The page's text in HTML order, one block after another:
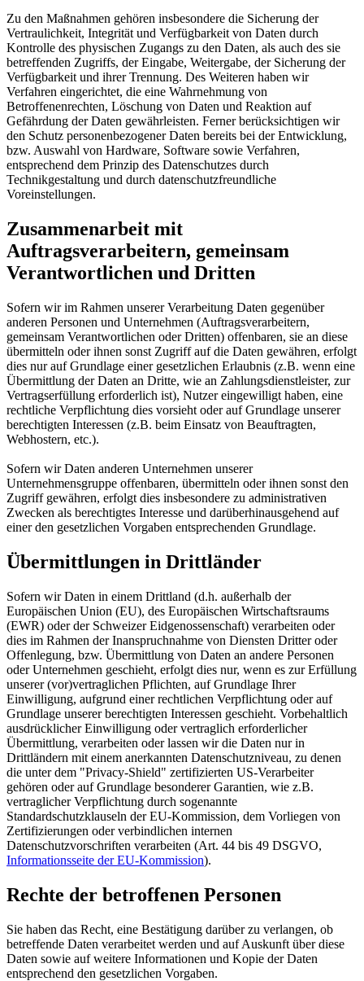
Zu den Maßnahmen gehören insbesondere die Sicherung der
Vertraulichkeit, Integrität und Verfügbarkeit von Daten durch
Kontrolle des physischen Zugangs zu den Daten, als auch des sie
betreffenden Zugriffs, der Eingabe, Weitergabe, der Sicherung der
Verfügbarkeit und ihrer Trennung. Des Weiteren haben wir
Verfahren eingerichtet, die eine Wahrnehmung von
Betroffenenrechten, Löschung von Daten und Reaktion auf
Gefährdung der Daten gewährleisten. Ferner berücksichtigen wir
den Schutz personenbezogener Daten bereits bei der Entwicklung,
bzw. Auswahl von Hardware, Software sowie Verfahren,
entsprechend dem Prinzip des Datenschutzes durch
Technikgestaltung und durch datenschutzfreundliche
Voreinstellungen.
Zusammenarbeit mit
Auftragsverarbeitern, gemeinsam
Verantwortlichen und Dritten
Sofern wir im Rahmen unserer Verarbeitung Daten gegenüber
anderen Personen und Unternehmen (Auftragsverarbeitern,
gemeinsam Verantwortlichen oder Dritten) offenbaren, sie an diese
übermitteln oder ihnen sonst Zugriff auf die Daten gewähren, erfolgt
dies nur auf Grundlage einer gesetzlichen Erlaubnis (z.B. wenn eine
Übermittlung der Daten an Dritte, wie an Zahlungsdienstleister, zur
Vertragserfüllung erforderlich ist), Nutzer eingewilligt haben, eine
rechtliche Verpflichtung dies vorsieht oder auf Grundlage unserer
berechtigten Interessen (z.B. beim Einsatz von Beauftragten,
Webhostern, etc.).
Sofern wir Daten anderen Unternehmen unserer
Unternehmensgruppe offenbaren, übermitteln oder ihnen sonst den
Zugriff gewähren, erfolgt dies insbesondere zu administrativen
Zwecken als berechtigtes Interesse und darüberhinausgehend auf
einer den gesetzlichen Vorgaben entsprechenden Grundlage.
Übermittlungen in Drittländer
Sofern wir Daten in einem Drittland (d.h. außerhalb der
Europäischen Union (EU), des Europäischen Wirtschaftsraums
(EWR) oder der Schweizer Eidgenossenschaft) verarbeiten oder
dies im Rahmen der Inanspruchnahme von Diensten Dritter oder
Offenlegung, bzw. Übermittlung von Daten an andere Personen
oder Unternehmen geschieht, erfolgt dies nur, wenn es zur Erfüllung
unserer (vor)vertraglichen Pflichten, auf Grundlage Ihrer
Einwilligung, aufgrund einer rechtlichen Verpflichtung oder auf
Grundlage unserer berechtigten Interessen geschieht. Vorbehaltlich
ausdrücklicher Einwilligung oder vertraglich erforderlicher
Übermittlung, verarbeiten oder lassen wir die Daten nur in
Drittländern mit einem anerkannten Datenschutzniveau, zu denen
die unter dem "Privacy-Shield" zertifizierten US-Verarbeiter
gehören oder auf Grundlage besonderer Garantien, wie z.B.
vertraglicher Verpflichtung durch sogenannte
Standardschutzklauseln der EU-Kommission, dem Vorliegen von
Zertifizierungen oder verbindlichen internen
Datenschutzvorschriften verarbeiten (Art. 44 bis 49 DSGVO,
Informationsseite der EU-Kommission).
Rechte der betroffenen Personen
Sie haben das Recht, eine Bestätigung darüber zu verlangen, ob
betreffende Daten verarbeitet werden und auf Auskunft über diese
Daten sowie auf weitere Informationen und Kopie der Daten
entsprechend den gesetzlichen Vorgaben.